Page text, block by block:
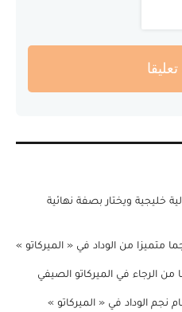
خليجية ويختار بصفة نهائية
متميزا من الوداد في « الميركاتو »
الرجاء في الميركاتو الصيفي
نجم الوداد في « الميركاتو »